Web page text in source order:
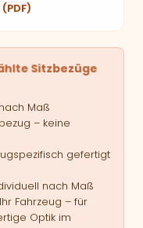
Sitzbezüge
Maß
– keine
gefertigt
nach Maß
Fahrzeug – für
Optik im